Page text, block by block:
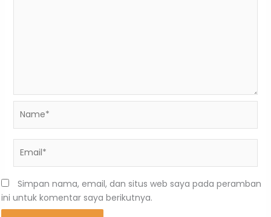
Simpan nama, email, dan situs web saya pada peramban
ini untuk komentar saya berikutnya.